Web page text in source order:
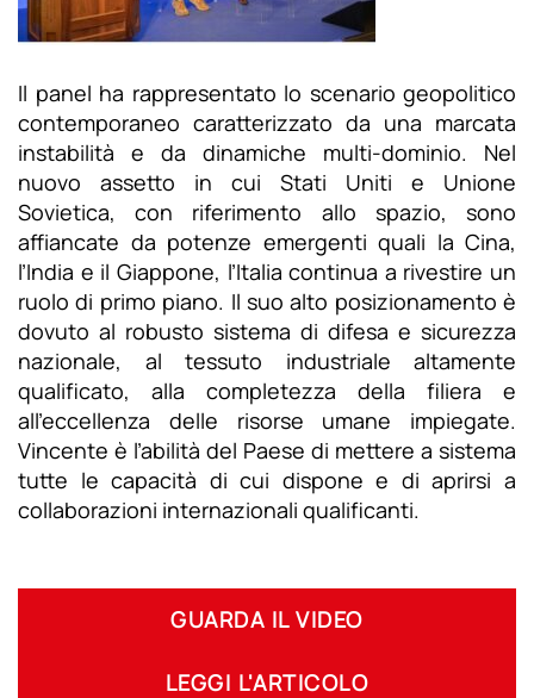
Il panel ha rappresentato lo scenario geopolitico
contemporaneo caratterizzato da una marcata
instabilità e da dinamiche multi-dominio. Nel
nuovo assetto in cui Stati Uniti e Unione
Sovietica, con riferimento allo spazio, sono
affiancate da potenze emergenti quali la Cina,
l’India e il Giappone, l’Italia continua a rivestire un
ruolo di primo piano. Il suo alto posizionamento è
dovuto al robusto sistema di difesa e sicurezza
nazionale, al tessuto industriale altamente
qualificato, alla completezza della filiera e
all’eccellenza delle risorse umane impiegate.
Vincente è l’abilità del Paese di mettere a sistema
tutte le capacità di cui dispone e di aprirsi a
collaborazioni internazionali qualificanti.
GUARDA IL VIDEO
LEGGI L'ARTICOLO